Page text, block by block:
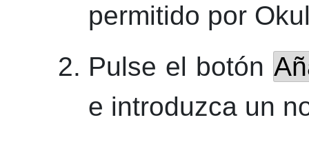
permitido por
Pulse el botón
e introduzca un